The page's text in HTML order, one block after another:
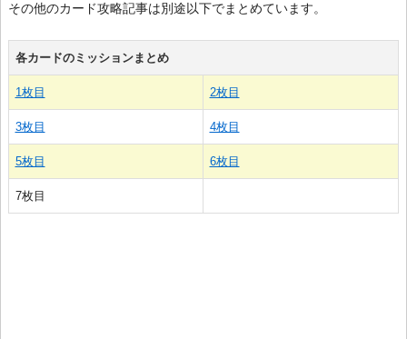
その他のカード攻略記事は別途以下でまとめています。
各カードのミッションまとめ
1枚目 2枚目
3枚目 4枚目
5枚目 6枚目
7枚目